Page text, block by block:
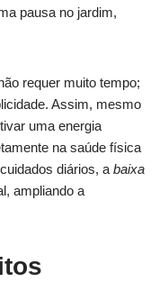
pausa no jardim,
requer muito tempo;
Assim, mesmo
uma energia
na saúde física
diários, a baixa
ampliando a